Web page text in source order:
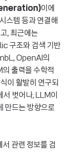
이에
스템 등과 연결해
, 최근에는
구조와 검색 기반
OpenAI의
출력을 수학적
이 활발히 연구되
서 벗어나, LLM이
만드는 방향으로
관련 정보를 검